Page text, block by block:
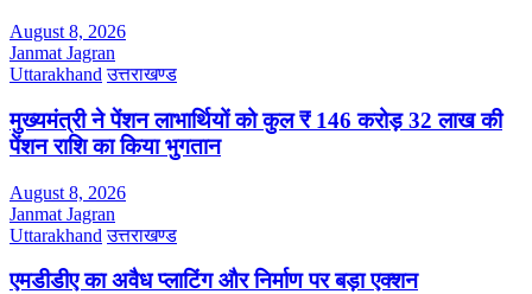
August 8, 2026
Janmat Jagran
Uttarakhand उत्तराखण्ड
मुख्यमंत्री ने पेंशन लाभार्थियों को कुल ₹ 146 करोड़ 32 लाख की
पेंशन राशि का किया भुगतान
August 8, 2026
Janmat Jagran
Uttarakhand उत्तराखण्ड
एमडीडीए का अवैध प्लाटिंग और निर्माण पर बड़ा एक्शन